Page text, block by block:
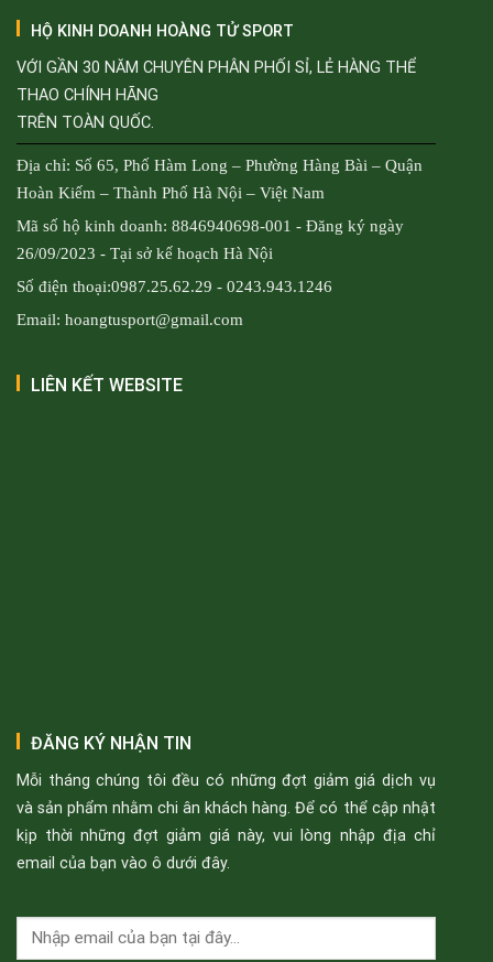
HỘ KINH DOANH HOÀNG TỬ SPORT
VỚI GẦN 30 NĂM CHUYÊN PHÂN PHỐI SỈ, LẺ HÀNG THỂ
THAO CHÍNH HÃNG
TRÊN TOÀN QUỐC.
Địa chỉ: Số 65, Phố Hàm Long – Phường Hàng Bài – Quận
Hoàn Kiếm – Thành Phố Hà Nội – Việt Nam
Mã số hộ kinh doanh: 8846940698-001 - Đăng ký ngày
26/09/2023 - Tại sở kế hoạch Hà Nội
Số điện thoại:0987.25.62.29 - 0243.943.1246
Email: hoangtusport@gmail.com
LIÊN KẾT WEBSITE
ĐĂNG KÝ NHẬN TIN
Mỗi tháng chúng tôi đều có những đợt giảm giá dịch vụ
và sản phẩm nhằm chi ân khách hàng. Để có thể cập nhật
kịp thời những đợt giảm giá này, vui lòng nhập địa chỉ
email của bạn vào ô dưới đây.